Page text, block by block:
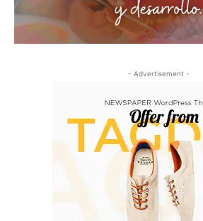
- Advertisement -